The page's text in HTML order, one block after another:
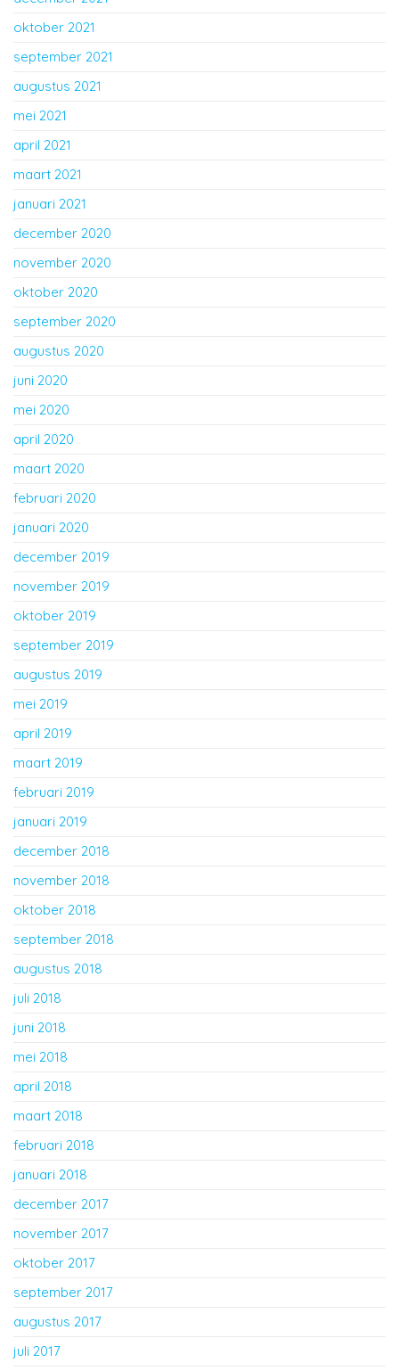
oktober 2021
september 2021
augustus 2021
mei 2021
april 2021
maart 2021
januari 2021
december 2020
november 2020
oktober 2020
september 2020
augustus 2020
juni 2020
mei 2020
april 2020
maart 2020
februari 2020
januari 2020
december 2019
november 2019
oktober 2019
september 2019
augustus 2019
mei 2019
april 2019
maart 2019
februari 2019
januari 2019
december 2018
november 2018
oktober 2018
september 2018
augustus 2018
juli 2018
juni 2018
mei 2018
april 2018
maart 2018
februari 2018
januari 2018
december 2017
november 2017
oktober 2017
september 2017
augustus 2017
juli 2017